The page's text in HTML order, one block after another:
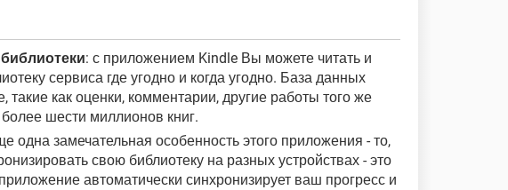
: с приложением Kindle Вы можете читать и
сервиса где угодно и когда угодно. База данных
такие как оценки, комментарии, другие работы того же
шести миллионов книг.
одна замечательная особенность этого приложения - то,
свою библиотеку на разных устройствах - это
автоматически синхронизирует ваш прогресс и